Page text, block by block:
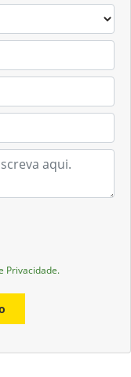
Privacidade.